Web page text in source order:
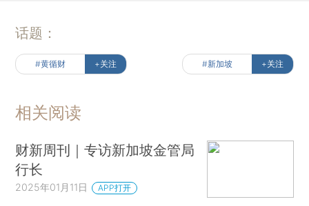
话题：
#黄循财 +关注 #新加坡 +关注
相关阅读
财新周刊｜专访新加坡金管局
行长
2025年01月11日 APP打开